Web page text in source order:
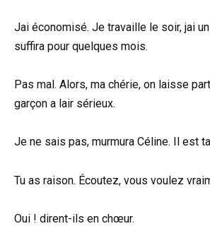
Jai économisé. Je travaille le soir, jai
suffira pour quelques mois.
Pas mal. Alors, ma chérie, on laisse
garçon a lair sérieux.
Je ne sais pas, murmura Céline. Il est
Tu as raison. Écoutez, vous voulez
Oui ! dirent-ils en chœur.